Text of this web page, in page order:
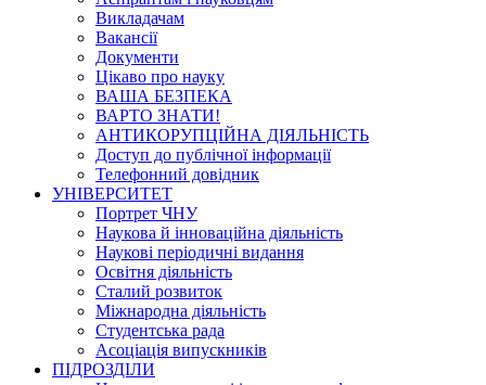
Викладачам
Вакансії
Документи
Цікаво про науку
ВАША БЕЗПЕКА
ВАРТО ЗНАТИ!
АНТИКОРУПЦІЙНА ДІЯЛЬНІСТЬ
Доступ до публічної інформації
Телефонний довідник
УНІВЕРСИТЕТ
Портрет ЧНУ
Наукова й інноваційна діяльність
Наукові періодичні видання
Освітня діяльність
Сталий розвиток
Міжнародна діяльність
Студентська рада
Асоціація випускників
ПІДРОЗДІЛИ